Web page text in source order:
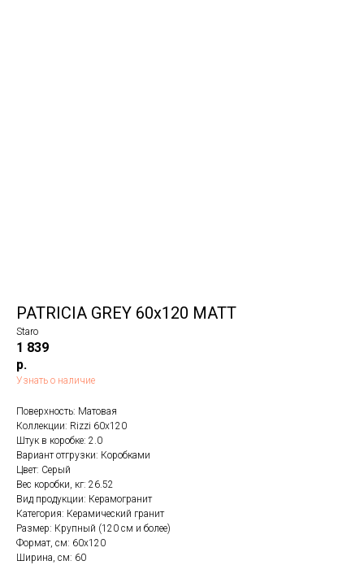
PATRICIA GREY 60x120 MATT
Staro
1 839
р.
Узнать о наличие
Поверхность: Матовая
Коллекции: Rizzi 60x120
Штук в коробке: 2.0
Вариант отгрузки: Коробками
Цвет: Серый
Вес коробки, кг: 26.52
Вид продукции: Керамогранит
Категория: Керамический гранит
Размер: Крупный (120 см и более)
Формат, см: 60x120
Ширина, см: 60